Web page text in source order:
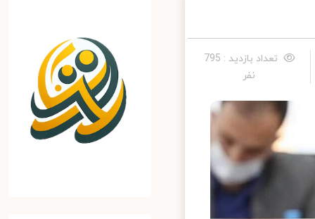
تعداد بازدید : 795
نفر